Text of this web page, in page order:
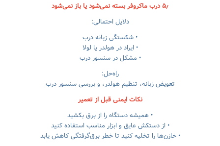
۵٫ درب ماکروفر بسته نمی‌شود یا باز نمی‌شود
دلایل احتمالی:
• شکستگی زبانه درب
• ایراد در هولدر یا لولا
• مشکل در سنسور درب
راه‌حل:
تعویض زبانه، تنظیم هولدر، و بررسی سنسور درب
نکات ایمنی قبل از تعمیر
• همیشه دستگاه را از برق بکشید
• از دستکش عایق و ابزار مناسب استفاده کنید
• خازن‌ها را تخلیه کنید تا خطر برق‌گرفتگی کاهش یابد